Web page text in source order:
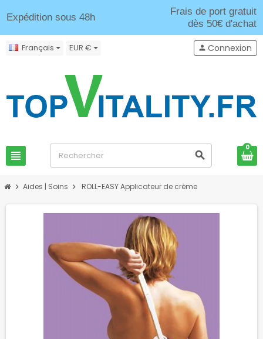
Expédition sous 48h
Frais de port gratuit
dès 50€ d'achat
Français EUR €
view_headline search
person Connexion
0
chevron_right Aides | Soins chevron_right ROLL-EASY Applicateur de crème